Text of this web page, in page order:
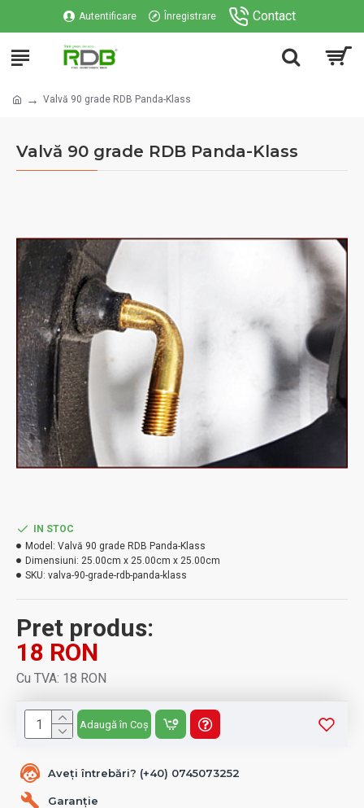
Autentificare Înregistrare Contact
Valvă 90 grade RDB Panda-Klass
Valvă 90 grade RDB Panda-Klass
Aveți întrebări? (+40) 0745073252
Garanție
Pret produs:
18 RON
Cu TVA: 18 RON
IN STOC
Model: Valvă 90 grade RDB Panda-Klass
Dimensiuni: 25.00cm x 25.00cm x 25.00cm
SKU: valva-90-grade-rdb-panda-klass
Adaugă în Coș